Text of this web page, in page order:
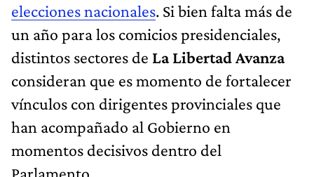
elecciones nacionales. Si bien falta más de
un año para los comicios presidenciales,
distintos sectores de La Libertad Avanza
consideran que es momento de fortalecer
vínculos con dirigentes provinciales que
han acompañado al Gobierno en
momentos decisivos dentro del
Parlamento.